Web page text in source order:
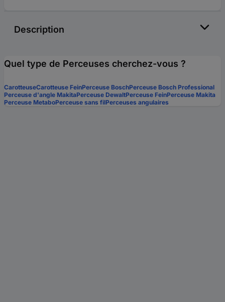
Description
Quel type de Perceuses cherchez-vous ?
CarotteuseCarotteuse FeinPerceuse BoschPerceuse Bosch Professional
Perceuse d'angle MakitaPerceuse DewaltPerceuse FeinPerceuse Makita
Perceuse MetaboPerceuse sans filPerceuses angulaires